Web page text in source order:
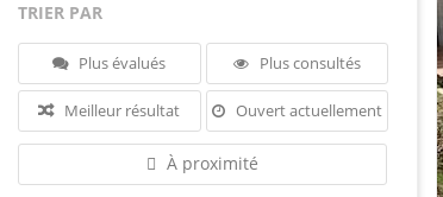
TRIER PAR
Plus évalués Plus consultés
Meilleur résultat Ouvert actuellement
À proximité